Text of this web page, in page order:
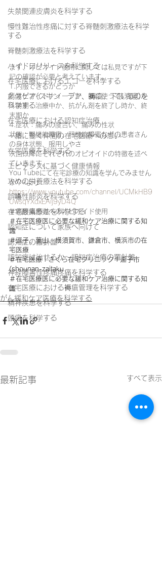
失禁関連皮膚炎を科学する
慢性難治性疼痛に対する脊髄刺激療法を科学
する
脊髄刺激療法を科学する
ハイドロリリースを科学する
在宅医療におけるエコーを科学する
創傷ケア(スキン テア、褥瘡、下肢潰瘍)を
科学する
在宅医療における認知症治療
一緒に働く仲間の在宅医療への想い
在宅医療を科学する
エビデンスに基づく健康情報
攻めの栄養療法を科学する
誤嚥性肺炎を科学する
在宅酸素療法を科学する
認知症について家族へ向けて
認知症の羅針盤
認知症は治せるか～認知症治療の羅針盤
神経障害性疼痛疼痛を科学する
在宅医療における褥瘡管理を科学する
精神疾患を科学する
頭痛を科学する
まず、オピオイド使用に関しては私見ですが下
記の確認が必要と考えています。
1.内服できるかどうか
2.オピオイドナイーブか、既に使っているのか
3.時期：治療中か、抗がん剤を終了し時か、終
末期か
4.症状：痛みの度合い、痛みの性状
状態：腎機能障害、肝機能障害などの患者さん
の身体状態、服用しやさ
次回以降にそれぞれのオピオイドの特徴を述べ
ていきます。
You Tubeにて在宅診療の知識を学んでみません
か？☟より
https://www.youtube.com/channel/UCMkHB9
UwsqYXdxEAij9yD4Q
＃癌疼痛患者へのオピオイド使用
＃在宅医療医に必要な緩和ケア治療に関する知
識
＃逗子、葉山、横須賀市、鎌倉市、横浜市の在
宅医療
＃在宅医療 | さくら在宅クリニック | 逗子市
(shounan-zaitaku
＃在宅医療医に必要な緩和ケア治療に関する知
識
がん緩和ケア医療を科学する
最新記事 すべて表示